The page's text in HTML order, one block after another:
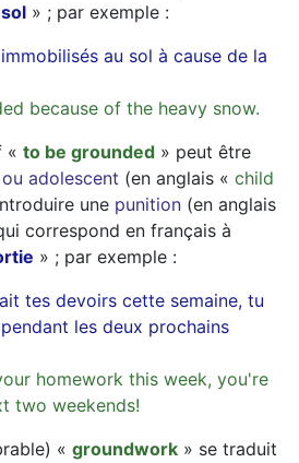
» ; par exemple :
au sol à cause de la
because of the heavy snow.
« to be grounded » peut être
adolescent (en anglais « child
une punition (en anglais
correspond en français à
» ; par exemple :
tes devoirs cette semaine, tu
les deux prochains
homework this week, you're
two weekends!
« groundwork » se traduit